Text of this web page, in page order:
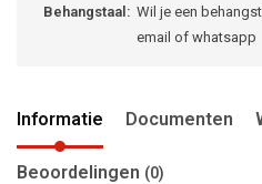
Behangstaal: Wil je een
email of whatsapp
Informatie Documenten
Beoordelingen (0)